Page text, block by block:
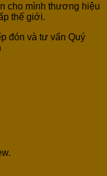
cho mình thương hiệu
thế giới.
đón và tư vấn Quý